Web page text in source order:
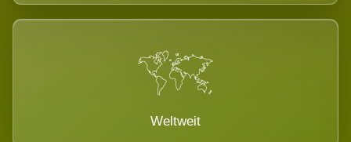
Weltweit